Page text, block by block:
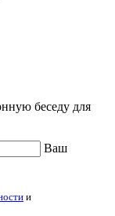
беседу для
Ваш
и